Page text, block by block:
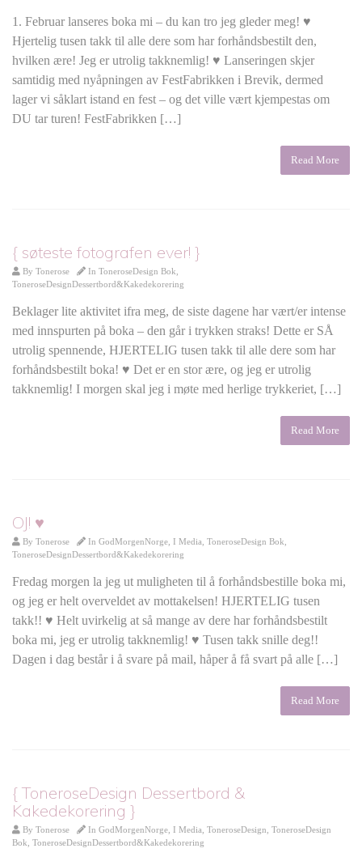
1. Februar lanseres boka mi – du kan tro jeg gleder meg! ♥
Hjertelig tusen takk til alle dere som har forhåndsbestilt den,
hvilken ære! Jeg er utrolig takknemlig! ♥ Lanseringen skjer
samtidig med nyåpningen av FestFabrikken i Brevik, dermed
lager vi såklart istand en fest – og det ville vært kjempestas om
DU tar turen! FestFabrikken […]
Read More
{ søteste fotografen ever! }
By Tonerose In ToneroseDesign Bok
ToneroseDesignDessertbord&Kakedekorering
Beklager lite aktivitet ifra meg, de siste dagene har vært/er intense
med innspurten på boka – den går i trykken straks! Dette er SÅ
utrolig spennende, HJERTELIG tusen takk til alle dere som har
forhåndsbestilt boka! ♥ Det er en stor ære, og jeg er utrolig
takknemlig! I morgen skal jeg i møte med herlige trykkeriet, […]
Read More
OJ! ♥
By Tonerose In GodMorgenNorge I Media ToneroseDesign Bok
ToneroseDesignDessertbord&Kakedekorering
Fredag morgen la jeg ut muligheten til å forhåndsbestille boka mi,
og jeg er helt overveldet av mottakelsen! HJERTELIG tusen
takk!! ♥ Helt uvirkelig at så mange av dere har forhåndsbestilt
boka mi, jeg er utrolig takknemlig! ♥ Tusen takk snille deg!!
Dagen i dag består i å svare på mail, håper å få svart på alle […]
Read More
{ ToneroseDesign Dessertbord &
Kakedekorering }
By Tonerose In GodMorgenNorge I Media ToneroseDesign ToneroseDesign
Bok ToneroseDesignDessertbord&Kakedekorering